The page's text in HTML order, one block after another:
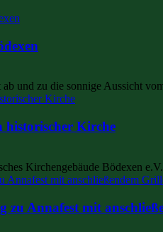
ab und zu die sonnige Aussicht
historischer Kirche
Kirchengebäude Bödexen
zu Annafest mit